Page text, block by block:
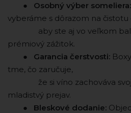
⠀ ⠀ ● Osobný výber someliera:
vyberáme s dôrazom na čistotu
⠀ ⠀ ⠀ ⠀ aby ste aj vo veľkom
prémiový zážitok.
⠀ ⠀ ● Garancia čerstvosti:
tme, čo zaručuje,
⠀ ⠀ ⠀ ⠀ že si víno zachováva
mladistvý prejav.
⠀ ⠀ ● Bleskové dodanie: